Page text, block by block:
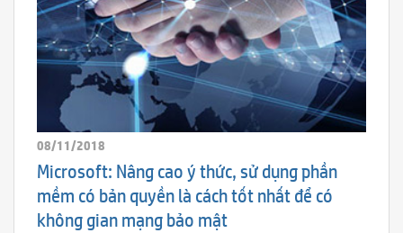
08/11/2018
Microsoft: Nâng cao ý thức, sử dụng phần
mềm có bản quyền là cách tốt nhất để có
không gian mạng bảo mật